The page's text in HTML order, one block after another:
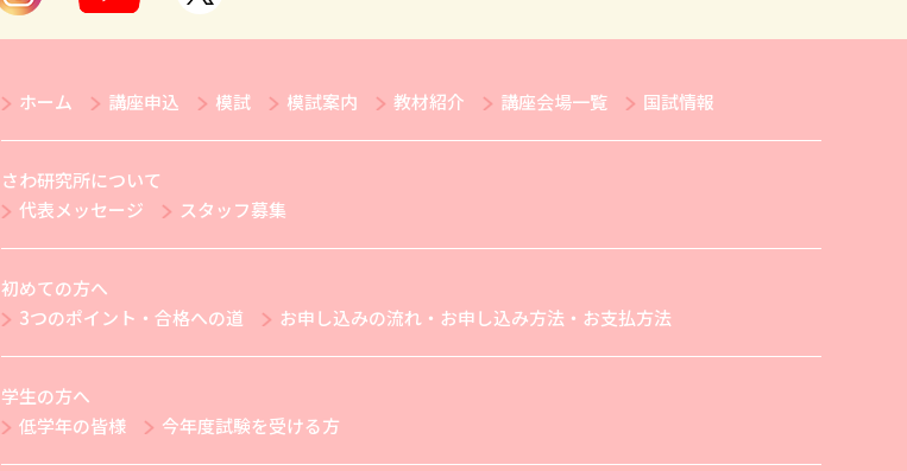
ホーム 講座申込 模試 模試案内 教材紹介 講座会場一覧 国試情報
さわ研究所について
代表メッセージ
スタッフ募集
初めての方へ
3つのポイント・合格への道
お申し込みの流れ・お申し込み方法・お支払方法
学生の方へ
低学年の皆様
今年度試験を受ける方